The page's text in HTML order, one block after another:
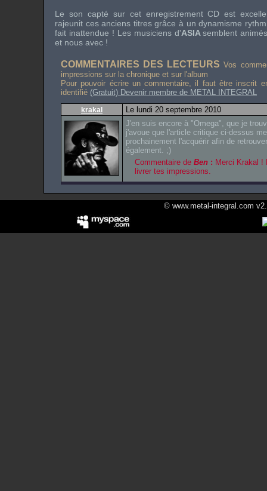
Le son capté sur cet enregistrementCD est
rajeunit ces anciens titres grâce à un dynamisme
fait inattendue ! Les musiciens d'ASIAsemblent
et nous avec !
COMMENTAIRES DES LECTEURS Vos
impressions sur la chronique et sur l'album
Pour pouvoir écrire un commentaire, il faut être inscrit
identifié (Gratuit) Devenir membre de METAL INTEGRAL
krakal
Le lundi 20 septembre 2010
J'en suis encore à "Omega", que je
j'avoue que l'article critique ci-dessus
prochainement l'acquérir afin de
également. ;)
Commentaire de Ben : Merci Krakal !
livrer tes impressions.
© www.metal-integral.com